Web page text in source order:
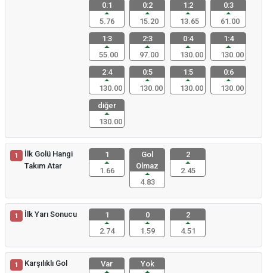
0:1
5.76
0:2
15.20
1:2
13.65
0:3
61.00
1:3
55.00
2:3
97.00
0:4
130.00
1:4
130.00
2:4
130.00
0:5
130.00
1:5
130.00
0:6
130.00
diğer
130.00
1
İlk Golü Hangi
Takım Atar
1
1.66
Gol
Olmaz
4.83
2
2.45
1 İlk Yarı Sonucu
1
2.74
0
1.59
2
4.51
1 Karşılıklı Gol
Var
Yok